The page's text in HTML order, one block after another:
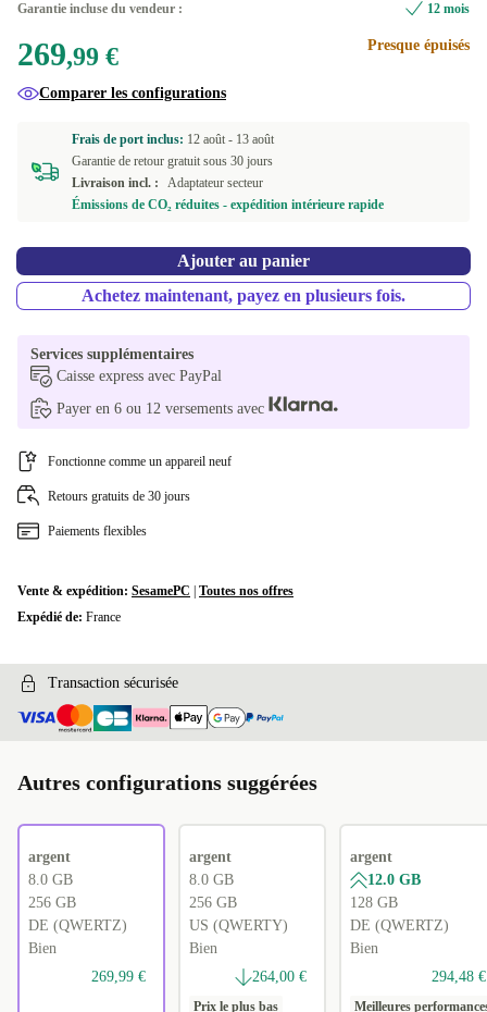
FI (QWERTY) +40,00 €
US (QWERTY)
CZ (QWERTZ)
Disponible dans d'autres variantes
NL (QWERTY) +40,00 €
GR (QWERTY)
ND (QWERTY)
ES (QWERTY)
SI (QWERTZ)
SK (QWERTZ) +40,00 €
UK (QWERTY)
Neuve +65,01 €
Garantie incluse du vendeur : 12 mois
269,99 € Presque épuisés
Comparer les configurations
Frais de port inclus: 12 août - 13 août
Garantie de retour gratuit sous 30 jours
Livraison incl. :
Adaptateur secteur
Émissions de CO₂ réduites - expédition intérieure rapide
Ajouter au panier
Achetez maintenant, payez en plusieurs fois.
Services supplémentaires
Caisse express avec PayPal
Payer en 6 ou 12 versements avec
Fonctionne comme un appareil neuf
Retours gratuits de 30 jours
Paiements flexibles
Vente & expédition: SesamePC
Toutes nos offres
Expédié de: France
Transaction sécurisée
Autres configurations suggérées
argent
8.0 GB
256 GB
DE (QWERTZ)
Bien
269,99 €
argent
8.0 GB
256 GB
US (QWERTY)
Bien
264,00 €
Prix le plus bas
argent
12.0 GB
128 GB
DE (QWERTZ)
Bien
294,48 €
Meilleures